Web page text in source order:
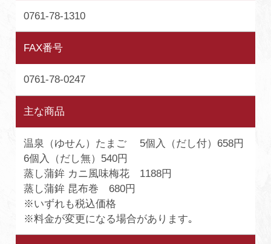
0761-78-1310
FAX番号
0761-78-0247
主な商品
温泉（ゆせん）たまご 5個入（だし付）658円
6個入（だし無）540円
蒸し蒲鉾 カニ風味梅花 1188円
蒸し蒲鉾 昆布巻 680円
※いずれも税込価格
※料金が変更になる場合があります｡